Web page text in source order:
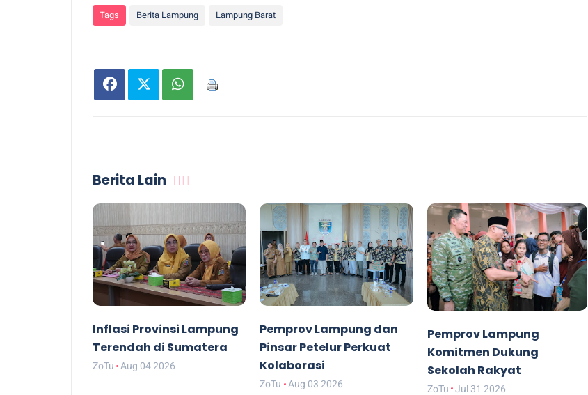
Tags Berita Lampung Lampung Barat
Berita Lain
Inflasi Provinsi Lampung
Terendah di Sumatera
ZoTu Aug 04 2026
Pemprov Lampung dan
Pinsar Petelur Perkuat
Kolaborasi
ZoTu Aug 03 2026
Pemprov Lampung
Komitmen Dukung
Sekolah Rakyat
ZoTu Jul 31 2026